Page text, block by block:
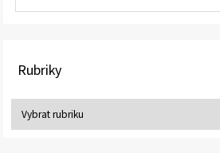
Rubriky